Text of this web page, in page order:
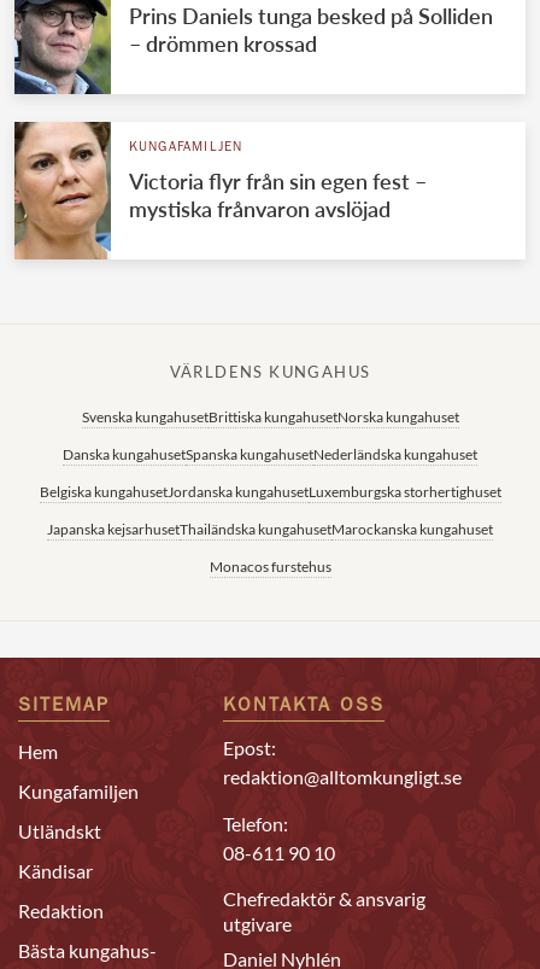
Prins Daniels tunga besked på Solliden
– drömmen krossad
KUNGAFAMILJEN
Victoria flyr från sin egen fest –
mystiska frånvaron avslöjad
VÄRLDENS KUNGAHUS
Svenska kungahusetBrittiska kungahusetNorska kungahuset
Danska kungahusetSpanska kungahusetNederländska kungahuset
Belgiska kungahusetJordanska kungahusetLuxemburgska storhertighuset
Japanska kejsarhusetThailändska kungahusetMarockanska kungahuset
Monacos furstehus
SITEMAP
Hem
Kungafamiljen
Utländskt
Kändisar
Redaktion
Bästa kungahus-
KONTAKTA OSS
Epost:
redaktion@alltomkungligt.se
Telefon:
08-611 90 10
Chefredaktör & ansvarig
utgivare
Daniel Nyhlén